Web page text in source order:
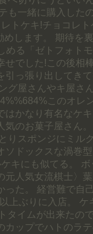
も一緒に購入した
トケキ!チョコレ
めします。 期待を
める「ゼトフォト
せでした!この後相
引っ張り出してき
グ屋さんやキ屋さ
このオレ
はかなり有名なケ
気のお菓子屋さん
りスポンジにミル
ソドックスな渦巻
キにも似てる。
元人気女流棋士〉
った。 経営難で自
上ぶりに入店。 ケ
タイムが出来たの
カップでハトのラ